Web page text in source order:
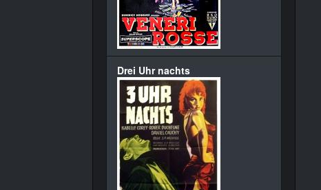
Drei Uhr nachts